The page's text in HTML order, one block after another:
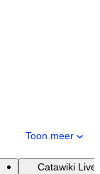
Toon meer
Catawiki Live